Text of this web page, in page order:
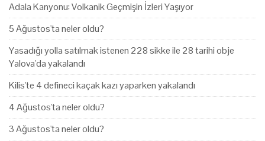
Adala Kanyonu: Volkanik Geçmişin İzleri Yaşıyor
5 Ağustos'ta neler oldu?
Yasadığı yolla satılmak istenen 228 sikke ile 28 tarihi obje
Yalova'da yakalandı
Kilis'te 4 defineci kaçak kazı yaparken yakalandı
4 Ağustos'ta neler oldu?
3 Ağustos'ta neler oldu?